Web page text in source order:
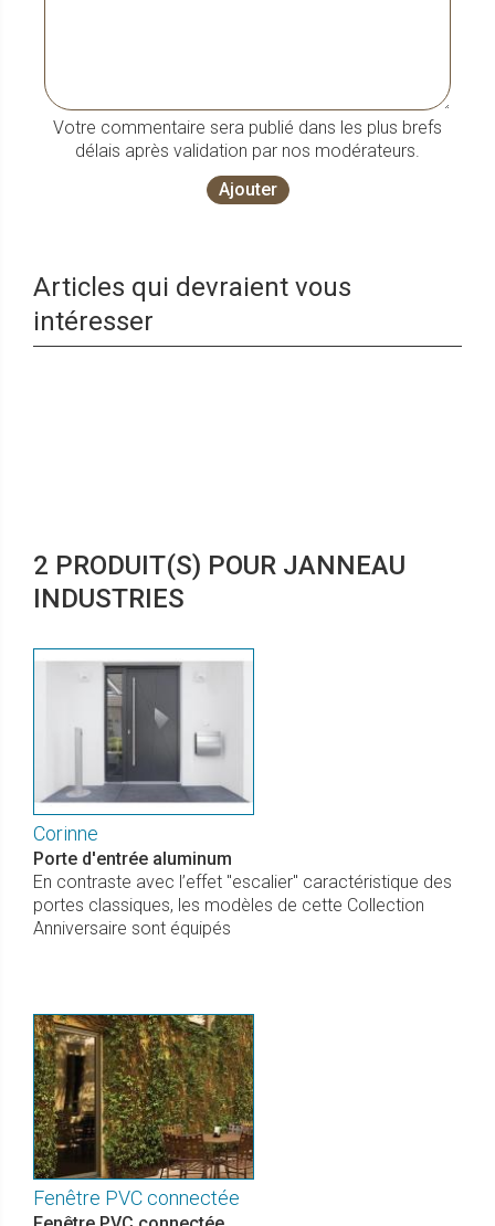
Votre commentaire sera publié dans les plus brefs
délais après validation par nos modérateurs.
Ajouter
Articles qui devraient vous
intéresser
2 PRODUIT(S) POUR JANNEAU
INDUSTRIES
Corinne
Porte d'entrée aluminum
En contraste avec l’effet "escalier" caractéristique des
portes classiques, les modèles de cette Collection
Anniversaire sont équipés
Fenêtre PVC connectée